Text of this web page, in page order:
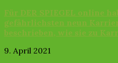
Für DER SPIEGEL online
gefährlichsten neun
beschrieben, wie sie zu
9. April 2021